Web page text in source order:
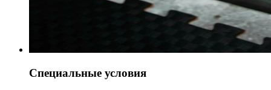
Специальные условия